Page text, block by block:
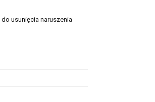
usunięcia naruszenia